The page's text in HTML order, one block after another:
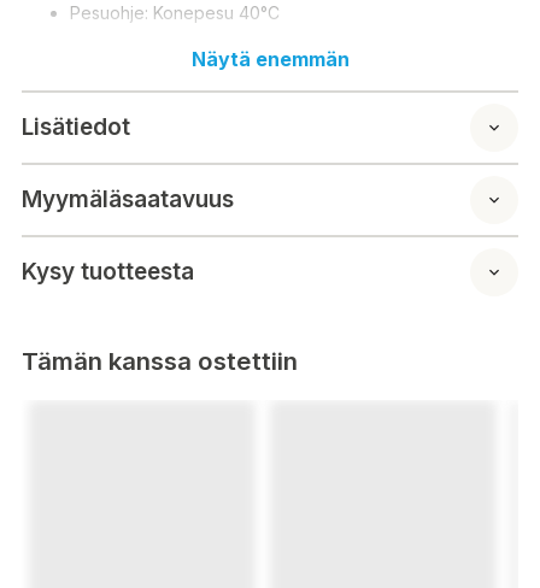
Pesuohje: Konepesu 40°C
Näytä enemmän
Lisätiedot
Myymäläsaatavuus
Kysy tuotteesta
Tämän kanssa ostettiin